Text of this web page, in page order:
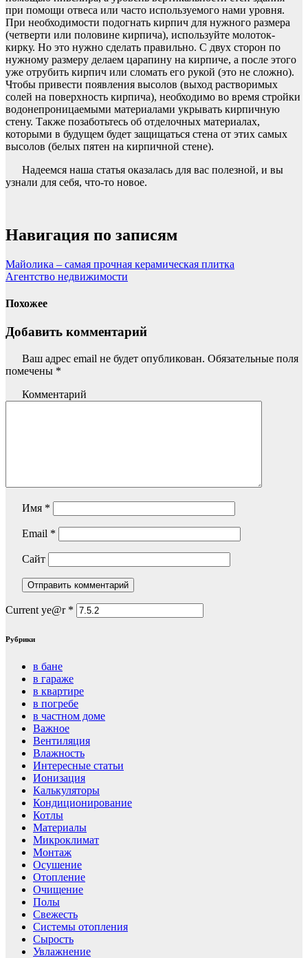
при помощи отвеса или часто используемого нами уровня.
При необходимости подогнать кирпич для нужного размера
(четверти или половине кирпича), используйте молоток-
кирку. Но это нужно сделать правильно. С двух сторон по
нужному размеру делаем царапину на кирпиче, а после этого
уже отрубить кирпич или сломать его рукой (это не сложно).
Чтобы привести появления высолов (выход растворимых
солей на поверхность кирпича), необходимо во время стройки
водонепроницаемыми материалами укрывать кирпичную
стену. Также позаботьтесь об отделочных материалах,
которыми в будущем будет защищаться стена от этих самых
высолов (белых пятен на кирпичной стене).
Надеемся наша статья оказалась для вас полезной, и вы
узнали для себя, что-то новое.
Навигация по записям
Майолика – самая прочная керамическая плитка
Агентство недвижимости
Похожее
Добавить комментарий
Ваш адрес email не будет опубликован. Обязательные поля
помечены *
Комментарий
Имя *
Email *
Сайт
Current ye@r *
Рубрики
в бане
в гараже
в квартире
в погребе
в частном доме
Важное
Вентиляция
Влажность
Интересные статьи
Ионизация
Калькуляторы
Кондиционирование
Котлы
Материалы
Микроклимат
Монтаж
Осушение
Отопление
Очищение
Полы
Свежесть
Системы отопления
Сырость
Увлажнение